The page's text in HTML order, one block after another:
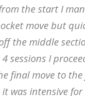
the start I
move but
the middle
sessions I
final move to the
it was intensive